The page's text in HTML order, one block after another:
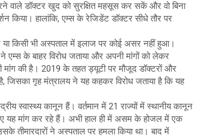
वाले डॉक्टर खुद को सुरक्षित महसूस कर सकें और वो बिना
किया। हालांकि, एम्स के रेजिडेंट डॉक्टर सीधे तौर पर
या किसी भी अस्पताल में इलाज पर कोई असर नहीं हुआ।
के बाहर विरोध जताया और अपनी मांगों को लेकर
की है। 2019 के तहत ड्यूटी पर मौजूद डॉक्टरों और
जिसका गृह मंत्रालय ने यह कहकर विरोध जताया है कि यह
स्वास्थ्य कानून हैं। वर्तमान में 21 राज्यों में स्थानीय कानून
यह मांग कर रहे हैं। अभी हाल ही में असम के होजल में एक
तीमारदारों ने अस्पताल पर हमला किया था। बाद में